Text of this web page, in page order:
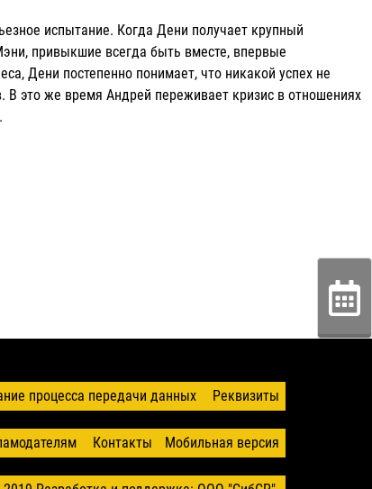
испытание. Когда Дени получает крупный
привыкшие всегда быть вместе, впервые
Дени постепенно понимает, что никакой успех не
В это же время Андрей переживает кризис в отношениях
процесса передачи данных Реквизиты
Контакты Мобильная версия